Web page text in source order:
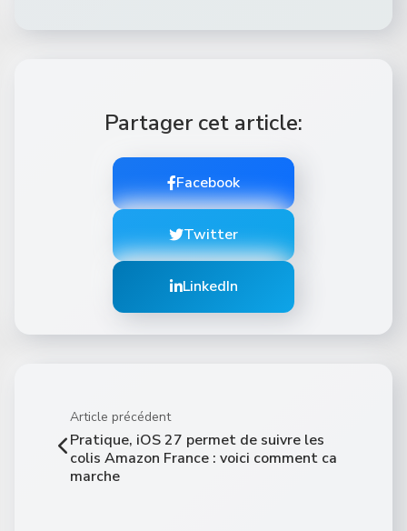
Partager cet article:
Facebook
Twitter
LinkedIn
Article précédent
Pratique, iOS 27 permet de suivre les
colis Amazon France : voici comment ca
marche